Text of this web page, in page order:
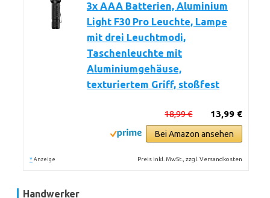
3x AAA Batterien, Aluminium
Light F30 Pro Leuchte, Lampe
mit drei Leuchtmodi,
Taschenleuchte mit
Aluminiumgehäuse,
texturiertem Griff, stoßfest
13,99 €
18,99 €
Bei Amazon ansehen
* Anzeige Preis inkl. MwSt., zzgl. Versandkosten
Handwerker